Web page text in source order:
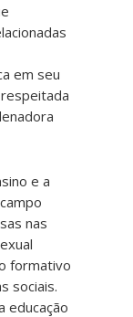
em seu
e a
nas
formativo
sociais.
educação